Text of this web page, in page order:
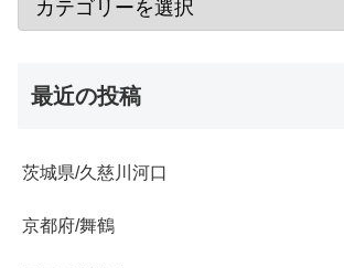
最近の投稿
茨城県/久慈川河口
京都府/舞鶴